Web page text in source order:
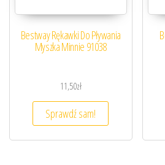
Bestway Rękawki Do Pływania
Myszka Minnie 91038
11,50zł
Sprawdź sam!